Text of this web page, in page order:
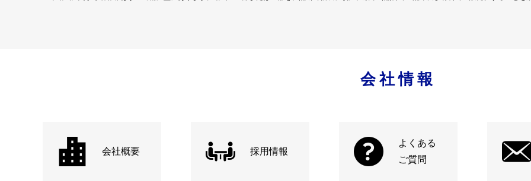
会社情報
会社概要 採用情報
よくある
ご質問